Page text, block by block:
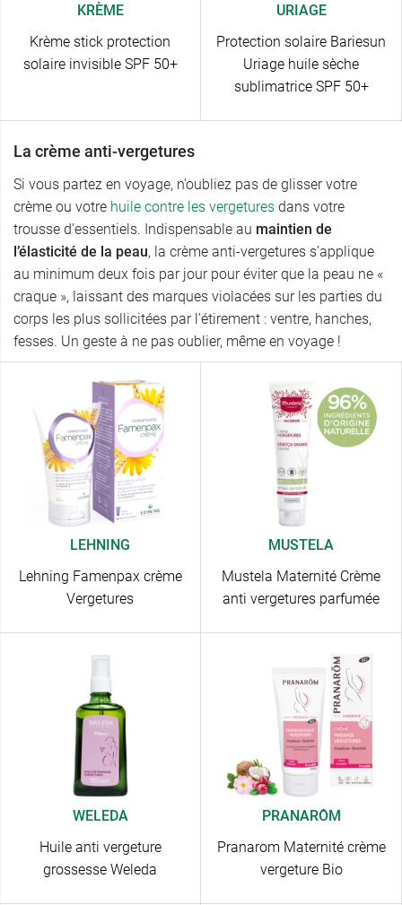
KRÈME
Krème stick protection
solaire invisible SPF 50+
URIAGE
Protection solaire Bariesun
Uriage huile sèche
sublimatrice SPF 50+
La crème anti-vergetures
Si vous partez en voyage, n’oubliez pas de glisser votre
crème ou votre huile contre les vergetures dans votre
trousse d’essentiels. Indispensable au maintien de
l’élasticité de la peau, la crème anti-vergetures s’applique
au minimum deux fois par jour pour éviter que la peau ne «
craque », laissant des marques violacées sur les parties du
corps les plus sollicitées par l’étirement : ventre, hanches,
fesses. Un geste à ne pas oublier, même en voyage !
LEHNING
Lehning Famenpax crème
Vergetures
MUSTELA
Mustela Maternité Crème
anti vergetures parfumée
WELEDA
Huile anti vergeture
grossesse Weleda
PRANARÔM
Pranarom Maternité crème
vergeture Bio